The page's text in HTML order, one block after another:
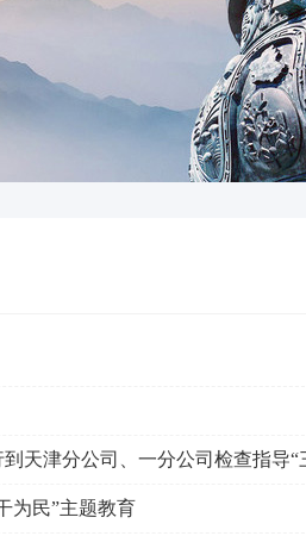
天津分公司、一分公司检查指导“
为民”主题教育